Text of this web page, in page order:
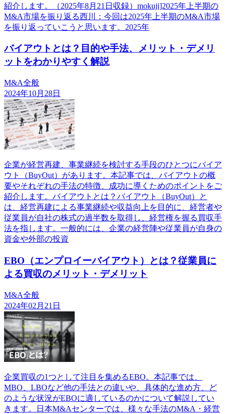
紹介します。（2025年8月21日収録）mokuji]2025年上半期の
M&A市場を振り返る西川：今回は2025年上半期のM&A市場
を振り返っていこうと思います。2025年
バイアウトとは？目的や手法、メリット・デメリ
ットをわかりやすく解説
M&A全般
2024年10月28日
企業が経営再建、事業継続を検討する手段のひとつにバイア
ウト（BuyOut）があります。本記事では、バイアウトの概
要やそれぞれの手法の特徴、成功に導くためのポイントをご
紹介します。バイアウトとは？バイアウト（BuyOut）と
は、経営再建による事業継続や収益向上を目的に、経営者や
従業員が自社の株式の過半数を取得し、経営権を握る買収手
法を指します。一般的には、企業の経営陣や従業員が自身の
資金や外部の投資
EBO（エンプロイーバイアウト）とは？従業員に
よる買収のメリット・デメリット
M&A全般
2024年02月21日
企業買収の1つとして注目を集めるEBO。本記事では、
MBO、LBOなど他の手法との違いや、具体的な進め方、ど
のような状況がEBOに適しているのかについて解説してい
きます。日本M&Aセンターでは、様々な手法のM&A・経営